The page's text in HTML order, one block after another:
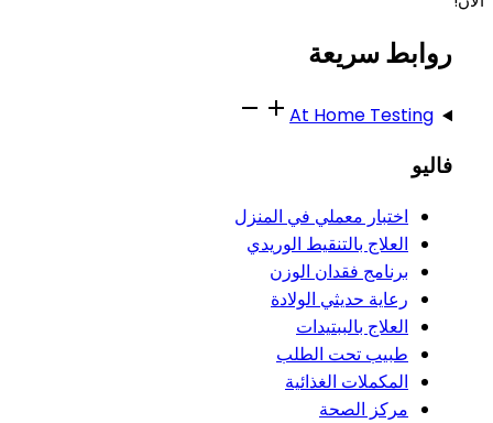
روابط سريعة
At Home Testing
فاليو
اختبار معملي في المنزل
العلاج بالتنقيط الوريدي
برنامج فقدان الوزن
رعاية حديثي الولادة
العلاج بالببتيدات
طبيب تحت الطلب
المكملات الغذائية
مركز الصحة